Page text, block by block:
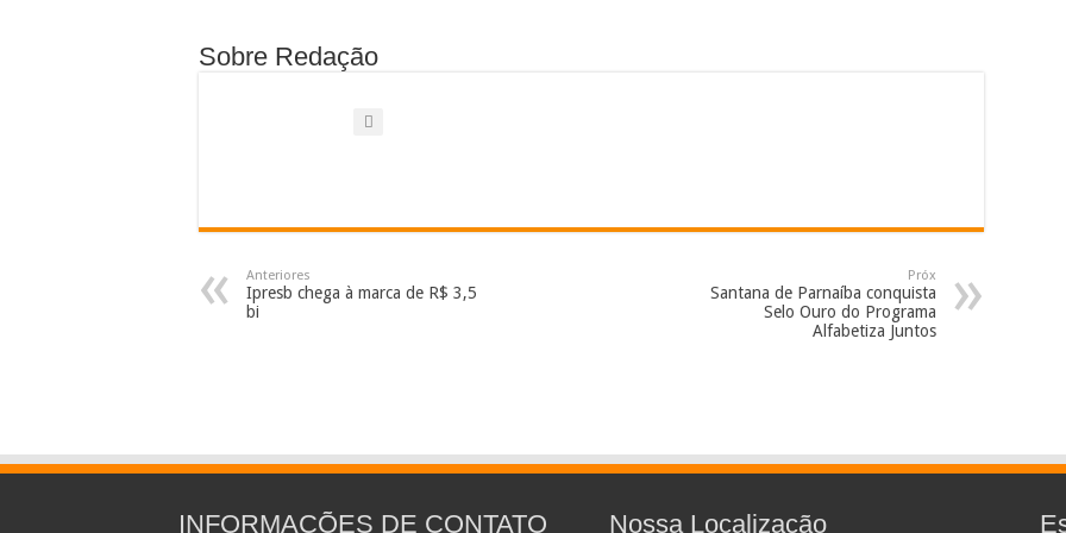
Sobre Redação
Anteriores
Ipresb chega à marca de R$ 3,5
bi
Próx
Santana de Parnaíba conquista
Selo Ouro do Programa
Alfabetiza Juntos
INFORMAÇÕES DE CONTATO Nossa Localização